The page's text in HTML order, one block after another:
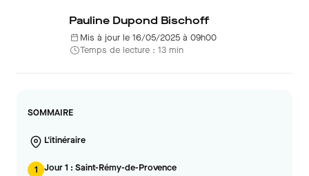
Pauline Dupond Bischoff
Mis à jour le 16/05/2025 à 09h00
Temps de lecture : 13 min
SOMMAIRE
L'itinéraire
1 Jour 1 : Saint-Rémy-de-Provence